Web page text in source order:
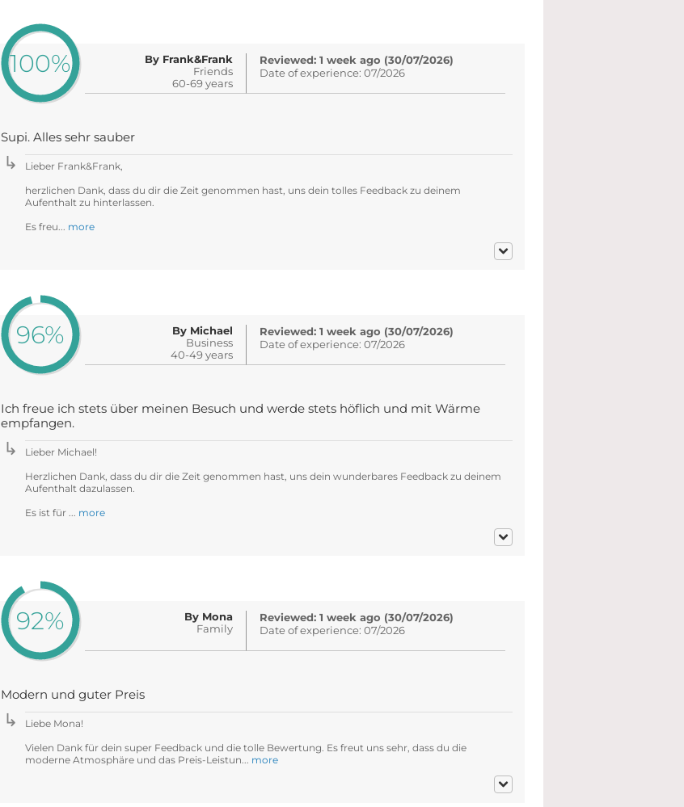
100%
By Frank&Frank
Friends
60-69 years
Reviewed: 1 week ago (30/07/2026)
Date of experience: 07/2026
Supi. Alles sehr sauber
Lieber Frank&Frank,
herzlichen Dank, dass du dir die Zeit genommen hast, uns dein tolles Feedback zu deinem
Aufenthalt zu hinterlassen.
Es freu... more
96%
By Michael
Business
40-49 years
Reviewed: 1 week ago (30/07/2026)
Date of experience: 07/2026
Ich freue ich stets über meinen Besuch und werde stets höflich und mit Wärme
empfangen.
Lieber Michael!
Herzlichen Dank, dass du dir die Zeit genommen hast, uns dein wunderbares Feedback zu deinem
Aufenthalt dazulassen.
Es ist für ... more
92%
By Mona
Family
Reviewed: 1 week ago (30/07/2026)
Date of experience: 07/2026
Modern und guter Preis
Liebe Mona!
Vielen Dank für dein super Feedback und die tolle Bewertung. Es freut uns sehr, dass du die
moderne Atmosphäre und das Preis-Leistun... more